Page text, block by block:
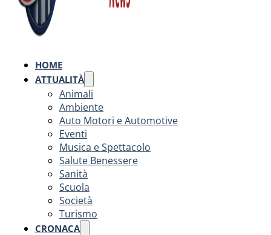
HOME
ATTUALITÀ
Animali
Ambiente
Auto Motori e Automotive
Eventi
Musica e Spettacolo
Salute Benessere
Sanità
Scuola
Società
Turismo
CRONACA